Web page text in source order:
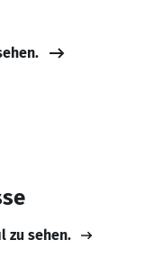
zu sehen.